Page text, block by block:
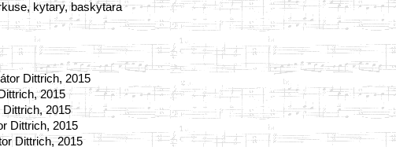
kytary, baskytara
Dittrich, 2015
2015
2015
Dittrich, 2015
Dittrich, 2015